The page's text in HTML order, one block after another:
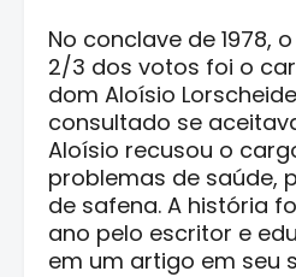
No conclave de 1978,
2/3 dos votos foi o
dom Aloísio
consultado se
Aloísio recusou o
problemas de saúde,
de safena. A história
ano pelo escritor e
em um artigo em seu